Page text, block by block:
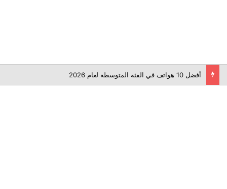
أفضل 10 هواتف في الفئة المتوسطة لعام 2026